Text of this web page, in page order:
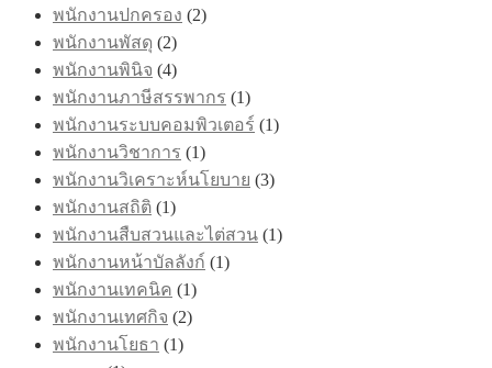
พนักงานปกครอง (2)
พนักงานพัสดุ (2)
พนักงานพินิจ (4)
พนักงานภาษีสรรพากร (1)
พนักงานระบบคอมพิวเตอร์ (1)
พนักงานวิชาการ (1)
พนักงานวิเคราะห์นโยบาย (3)
พนักงานสถิติ (1)
พนักงานสืบสวนและไต่สวน (1)
พนักงานหน้าบัลลังก์ (1)
พนักงานเทคนิค (1)
พนักงานเทศกิจ (2)
พนักงานโยธา (1)